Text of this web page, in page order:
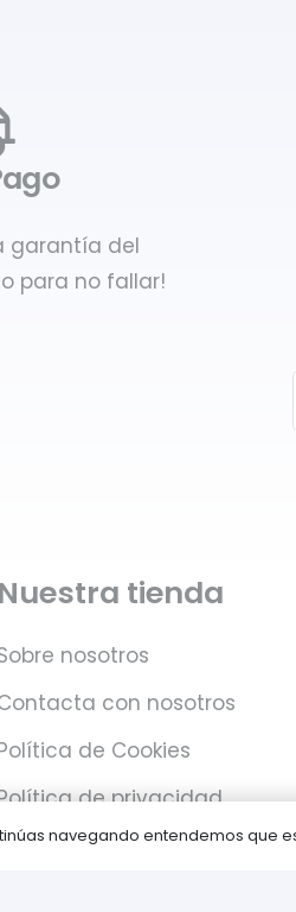
garantía del
para no fallar!
Nuestra tienda
nosotros
con nosotros
de Cookies
de privacidad
navegando entendemos que